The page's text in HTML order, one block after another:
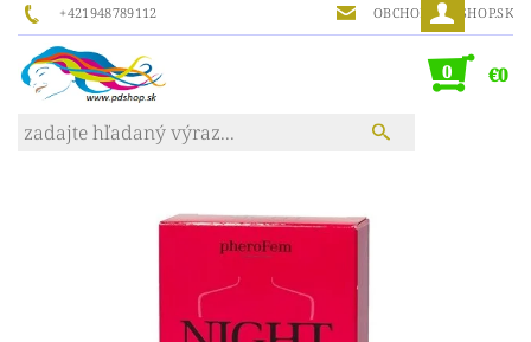
+421948789112 OBCHOD@PDSHOP.SK
0 €0